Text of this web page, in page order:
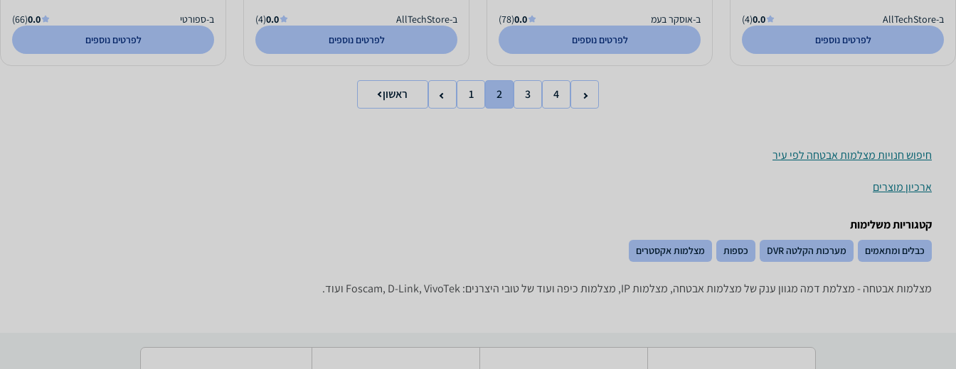
ב-AllTechStore 0.0
(4)
לפרטים נוספים
ב-אוסקר בעמ 0.0
(78)
לפרטים נוספים
ב-AllTechStore 0.0
(4)
לפרטים נוספים
ב-ספורטי 0.0
(66)
לפרטים נוספים
1 2 3 4 ראשון
חיפוש חנויות מצלמות אבטחה לפי עיר
ארכיון מוצרים
קטגוריות משלימות
כבלים ומתאמים מערכות הקלטה DVR כספות מצלמות אקסטרים
מצלמות אבטחה - ‏מצלמת דמה מגוון ענק של מצלמות אבטחה, מצלמות IP, מצלמות כיפה ועוד של טובי היצרנים: Foscam, D-Link, VivoTek ועוד.